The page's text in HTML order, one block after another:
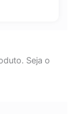
Seja o